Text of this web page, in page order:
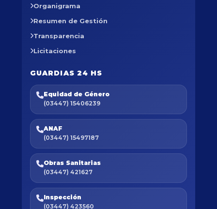
Organigrama
Resumen de Gestión
Transparencia
Licitaciones
GUARDIAS 24 HS
Equidad de Género
(03447) 15406239
ANAF
(03447) 15497187
Obras Sanitarias
(03447) 421627
Inspección
(03447) 423560